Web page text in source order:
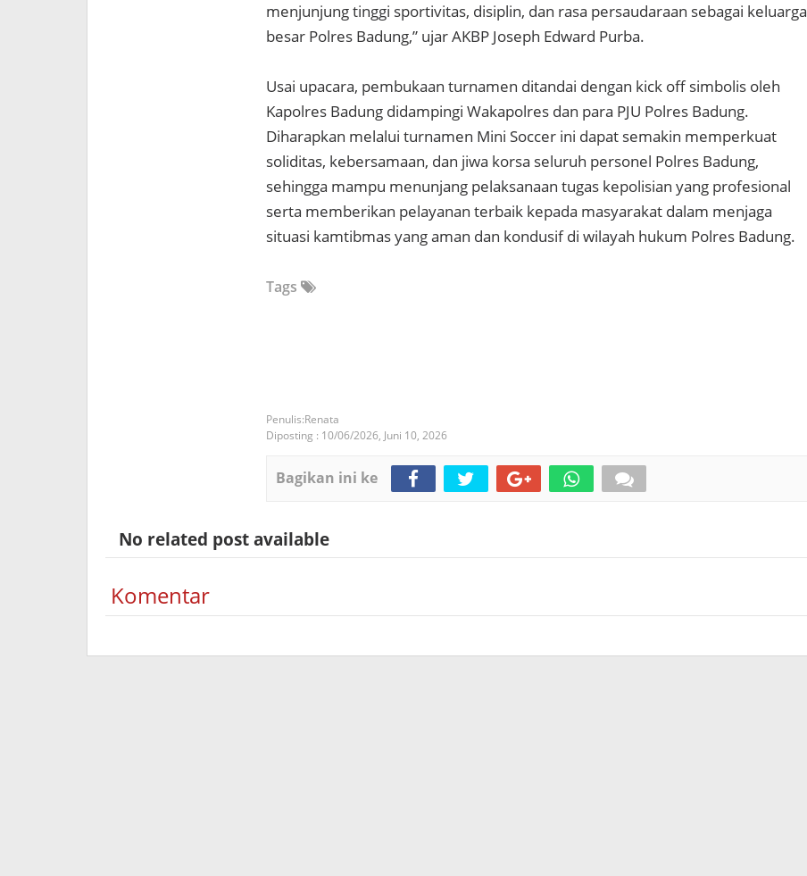
menjunjung tinggi sportivitas, disiplin, dan rasa persaudaraan sebagai keluarga
besar Polres Badung,” ujar AKBP Joseph Edward Purba.
Usai upacara, pembukaan turnamen ditandai dengan kick off simbolis oleh
Kapolres Badung didampingi Wakapolres dan para PJU Polres Badung.
Diharapkan melalui turnamen Mini Soccer ini dapat semakin memperkuat
soliditas, kebersamaan, dan jiwa korsa seluruh personel Polres Badung,
sehingga mampu menunjang pelaksanaan tugas kepolisian yang profesional
serta memberikan pelayanan terbaik kepada masyarakat dalam menjaga
situasi kamtibmas yang aman dan kondusif di wilayah hukum Polres Badung.
Tags
Renata
Diposting : 10/06/2026, Juni 10, 2026
Bagikan ini ke
No related post available
Komentar